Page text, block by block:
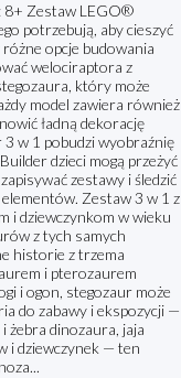
8+ Zestaw LEGO®
potrzebują, aby cieszyć
opcje budowania
welociraptora z
który może
model zawiera również
ładną dekorację
3 w 1 pobudzi wyobraźnię
dzieci mogą przeżyć
zestawy i śledzić
Zestaw 3 w 1 z
i dziewczynkom w wieku
z tych samych
historie z trzema
i pterozaurem
i ogon, stegozaur może
do zabawy i ekspozycji —
żebra dinozaura, jaja
i dziewczynek — ten